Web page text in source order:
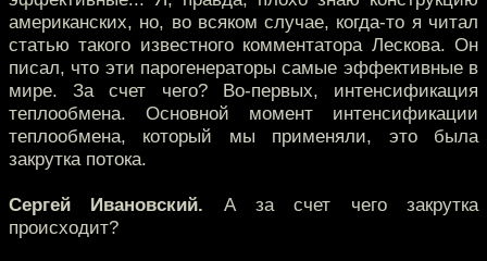
американских, но, во всяком случае, когда-то я читал
статью такого известного комментатора Лескова. Он
писал, что эти парогенераторы самые эффективные в
мире. За счет чего? Во-первых, интенсификация
теплообмена. Основной момент интенсификации
теплообмена, который мы применяли, это была
закрутка потока.
Сергей Ивановский. А за счет чего закрутка
происходит?